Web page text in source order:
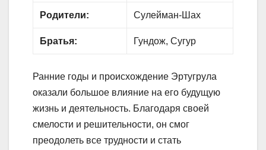
Родители: Сулейман-Шах
Братья: Гундож, Сугур
Ранние годы и происхождение Эртугрула
оказали большое влияние на его будущую
жизнь и деятельность. Благодаря своей
смелости и решительности, он смог
преодолеть все трудности и стать